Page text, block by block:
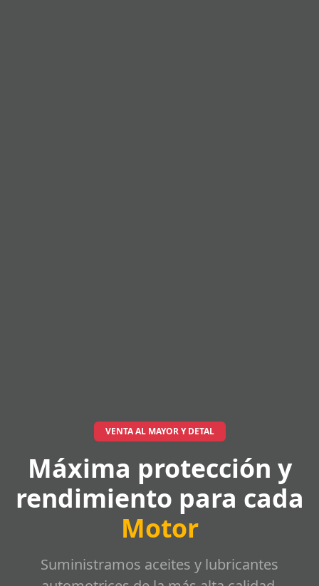
VENTA AL MAYOR Y DETAL
Máxima protección y
rendimiento para cada
Motor
Suministramos aceites y lubricantes